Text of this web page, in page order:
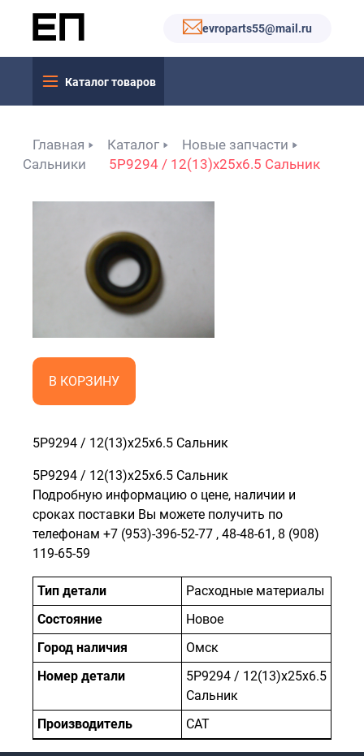
evroparts55@mail.ru
Каталог товаров
Главная Каталог
Новые запчасти
Сальники
5P9294 / 12(13)x25x6.5 Сальник
В КОРЗИНУ
5P9294 / 12(13)x25x6.5 Сальник
5P9294 / 12(13)x25x6.5 Сальник
Подробную информацию о цене, наличии и
сроках поставки Вы можете получить по
телефонам +7 (953)-396-52-77 , 48-48-61 , 8 (908)
119-65-59
Тип детали
Расходные материалы
Состояние
Новое
Город наличия
Омск
Номер детали
5P9294 / 12(13)x25x6.5
Сальник
Производитель
САТ